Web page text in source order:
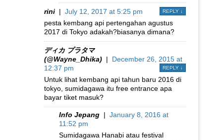
rini | July 12, 2017 at 5:25 pm REPLY ↓
pesta kembang api pertengahan agustus
2017 di Tokyo adakah?biasanya dimana?
ディカ プラタマ
(@Wayne_Dhika) | December 26, 2015 at
12:37 pm
REPLY ↓
Untuk lihat kembang api tahun baru 2016 di
tokyo, sumidagawa itu free entrance apa
bayar tiket masuk?
Info Jepang | January 8, 2016 at
11:52 pm
Sumidagawa Hanabi atau festival